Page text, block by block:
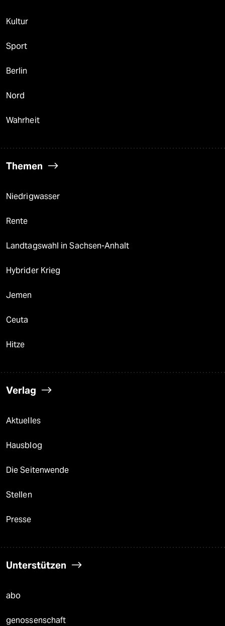
Kultur
Sport
Berlin
Nord
Wahrheit
Themen
Niedrigwasser
Rente
Landtagswahl in Sachsen-Anhalt
Hybrider Krieg
Jemen
Ceuta
Hitze
Verlag
Aktuelles
Hausblog
Die Seitenwende
Stellen
Presse
Unterstützen
abo
genossenschaft